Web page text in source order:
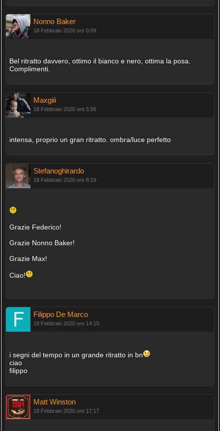
Nonno Baker
18 Febbraio 2020 ore 0:09
Bel ritratto davvero, ottimo il bianco e nero, ottima la posa.
Complimenti.
Maxgiii
18 Febbraio 2020 ore 5:56
intensa, proprio un gran ritratto. ombra/luce perfetto
Stefanoghirardo
18 Febbraio 2020 ore 8:19
Grazie Federico!
Grazie Nonno Baker!
Grazie Max!
Ciao!
Filippo De Marco
18 Febbraio 2020 ore 14:15
i segni del tempo in un grande ritratto in bn
ciao
filippo
Matt Winston
18 Febbraio 2020 ore 17:17